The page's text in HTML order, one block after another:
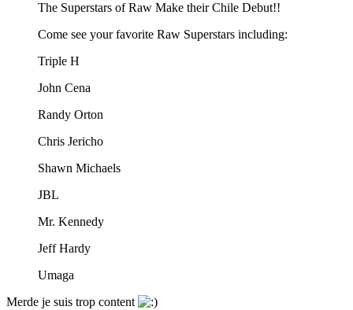
The Superstars of Raw Make their Chile Debut!!
Come see your favorite Raw Superstars including:
Triple H
John Cena
Randy Orton
Chris Jericho
Shawn Michaels
JBL
Mr. Kennedy
Jeff Hardy
Umaga
Merde je suis trop content